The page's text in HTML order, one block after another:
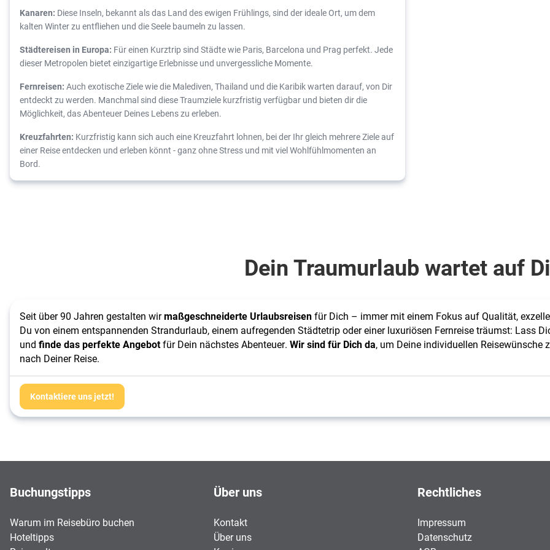
Kanaren: Diese Inseln, bekannt als das Land des ewigen Frühlings, sind der ideale Ort, um dem
kalten Winter zu entfliehen und die Seele baumeln zu lassen.
Städtereisen in Europa: Für einen Kurztrip sind Städte wie Paris, Barcelona und Prag perfekt. Jede
dieser Metropolen bietet einzigartige Erlebnisse und unvergessliche Momente.
Fernreisen: Auch exotische Ziele wie die Malediven, Thailand und die Karibik warten darauf, von Dir
entdeckt zu werden. Manchmal sind diese Traumziele kurzfristig verfügbar und bieten dir die
Möglichkeit, das Abenteuer Deines Lebens zu erleben.
Kreuzfahrten: Kurzfristig kann sich auch eine Kreuzfahrt lohnen, bei der Ihr gleich mehrere Ziele auf
einer Reise entdecken und erleben könnt - ganz ohne Stress und mit viel Wohlfühlmomenten an
Bord.
Dein Traumurlaub wartet auf
Seit über 90 Jahren gestalten wir maßgeschneiderte Urlaubsreisen für Dich – immer mit einem Fokus auf Qualität,
Du von einem entspannenden Strandurlaub, einem aufregenden Städtetrip oder einer luxuriösen Fernreise träumst: Lass
und finde das perfekte Angebot für Dein nächstes Abenteuer. Wir sind für Dich da, um Deine individuellen
nach Deiner Reise.
Kontaktiere uns jetzt!
Footer navigation
Buchungstipps
Warum im Reisebüro buchen
Hoteltipps
Über uns
Kontakt
Über uns
Rechtliches
Impressum
Datenschutz